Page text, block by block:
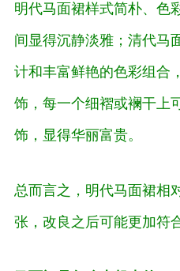
明代马面裙样式简朴、色
间显得沉静淡雅；清代马
计和丰富鲜艳的色彩组合
饰，每一个细褶或襕干上
饰，显得华丽富贵。
总而言之，明代马面裙相
张，改良之后可能更加符